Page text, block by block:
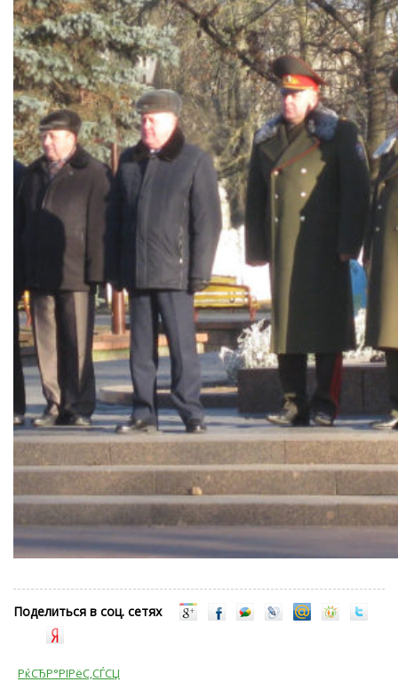
Поделиться в соц. сетях
РќСЂР°РІРёС‚СЃСЏ